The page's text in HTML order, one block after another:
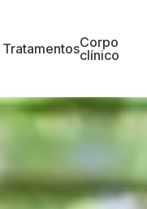
TratamentosCorpo
clínico